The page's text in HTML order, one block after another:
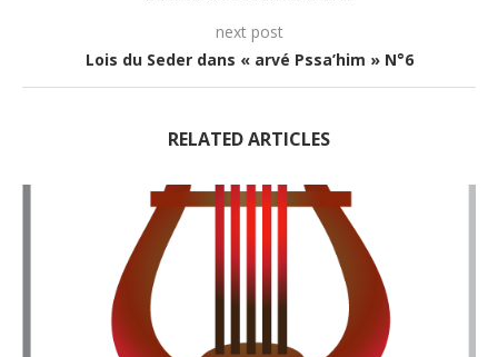
next post
Lois du Seder dans « arvé Pssa’him » N°6
RELATED ARTICLES